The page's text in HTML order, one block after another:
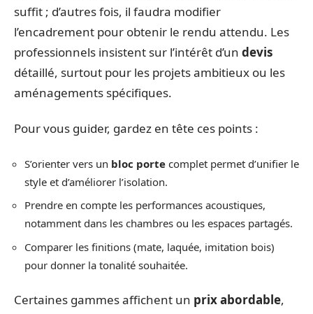
suffit ; d’autres fois, il faudra modifier
l’encadrement pour obtenir le rendu attendu. Les
professionnels insistent sur l’intérêt d’un devis
détaillé, surtout pour les projets ambitieux ou les
aménagements spécifiques.
Pour vous guider, gardez en tête ces points :
S’orienter vers un bloc porte complet permet d’unifier le
style et d’améliorer l’isolation.
Prendre en compte les performances acoustiques,
notamment dans les chambres ou les espaces partagés.
Comparer les finitions (mate, laquée, imitation bois)
pour donner la tonalité souhaitée.
Certaines gammes affichent un prix abordable,